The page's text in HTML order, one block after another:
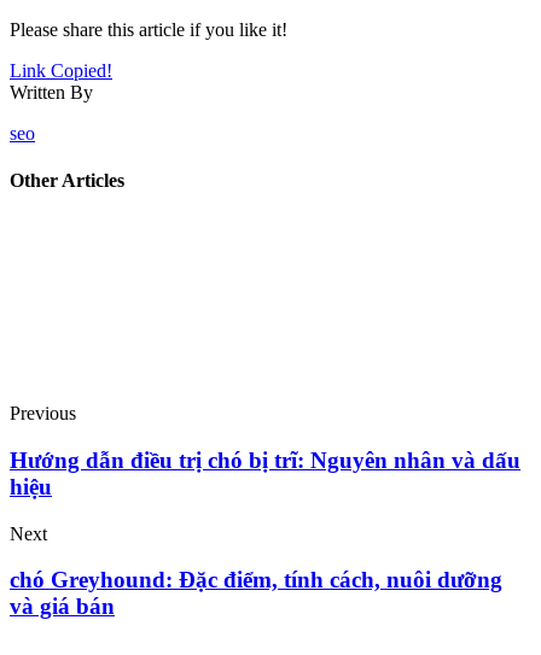
Please share this article if you like it!
Link Copied!
Written By
seo
Other Articles
Previous
Hướng dẫn điều trị chó bị trĩ: Nguyên nhân và dấu
hiệu
Next
chó Greyhound: Đặc điểm, tính cách, nuôi dưỡng
và giá bán